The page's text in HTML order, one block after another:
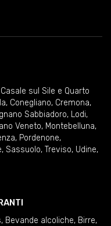
Casale sul Sile e Quarto
, Conegliano, Cremona,
Sabbiadoro, Lodi,
Veneto, Montebelluna,
, Pordenone,
, Sassuolo, Treviso, Udine,
, Bevande alcoliche, Birre,